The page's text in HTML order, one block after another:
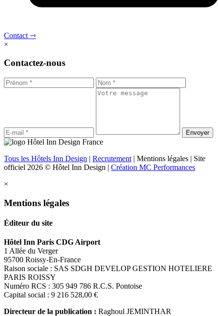
Contact ⇾
×
Contactez-nous
Tous les Hôtels Inn Design | Recrutement | Mentions légales | Site
officiel 2026 © Hôtel Inn Design | Création MC Performances
×
Mentions légales
Éditeur du site
Hôtel Inn Paris CDG Airport
1 Allée du Verger
95700 Roissy-En-France
Raison sociale : SAS SDGH DEVELOP GESTION HOTELIERE
PARIS ROISSY
Numéro RCS : 305 949 786 R.C.S. Pontoise
Capital social : 9 216 528,00 €
Directeur de la publication : Raghoul JEMINTHAR